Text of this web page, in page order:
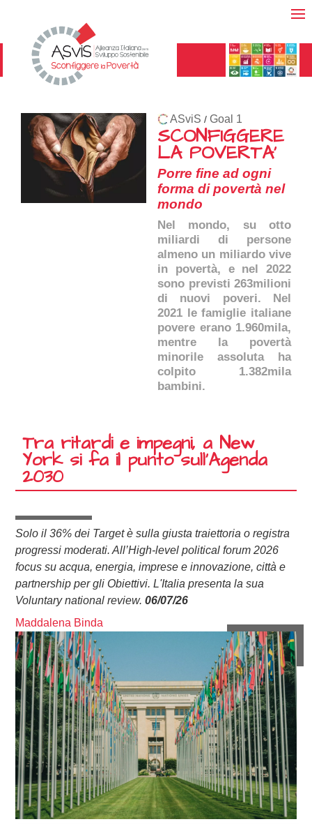
ASviS / Goal 1
SCONFIGGERE
LA POVERTA'
Porre fine ad ogni
forma di povertà nel
mondo
Nel mondo, su otto
miliardi di persone
almeno un miliardo vive
in povertà, e nel 2022
sono previsti 263milioni
di nuovi poveri. Nel
2021 le famiglie italiane
povere erano 1.960mila,
mentre la povertà
minorile assoluta ha
colpito 1.382mila
bambini.
Tra ritardi e impegni, a New
York si fa il punto sull’Agenda
2030
Solo il 36% dei Target è sulla giusta traiettoria o registra
progressi moderati. All’High-level political forum 2026
focus su acqua, energia, imprese e innovazione, città e
partnership per gli Obiettivi. L'Italia presenta la sua
Voluntary national review. 06/07/26
Maddalena Binda